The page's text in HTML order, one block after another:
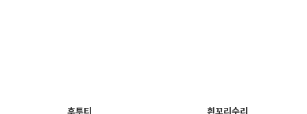
후투티 흰꼬리수리